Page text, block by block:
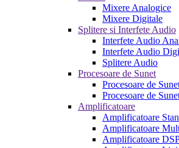
Mixere Analogice
Mixere Digitale
Splitere si Interfete Audio
Interfete Audio
Interfete Audio
Splitere Audio
Procesoare de Sunet
Procesoare de
Procesoare de
Amplificatoare
Amplificatoare
Amplificatoare
Amplificatoare